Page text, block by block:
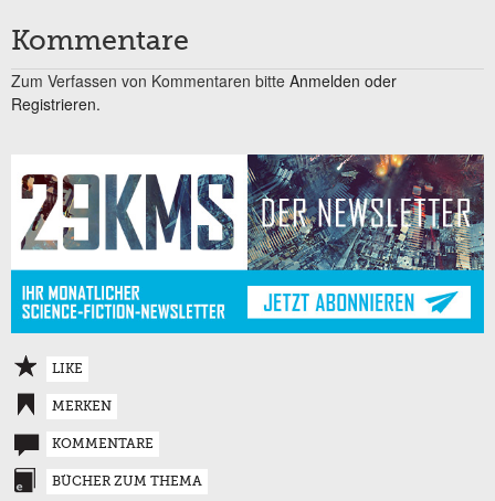
Kommentare
Zum Verfassen von Kommentaren bitte Anmelden oder
Registrieren.
LIKE
MERKEN
KOMMENTARE
BÜCHER ZUM THEMA